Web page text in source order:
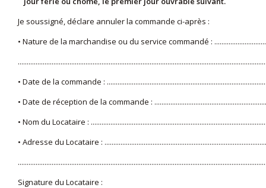
Je soussigné, déclare annuler la commande ci-après :
• Nature de la marchandise ou du service commandé :
• Date de la commande :
• Date de réception de la commande :
• Nom du Locataire :
• Adresse du Locataire :
Signature du Locataire :